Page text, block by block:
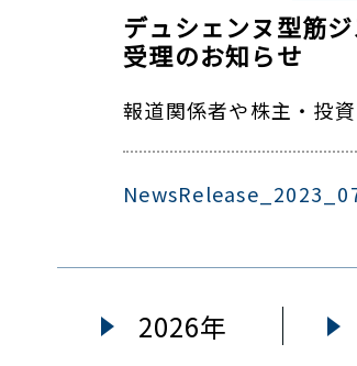
デュシェンヌ型筋
受理のお知らせ
報道関係者や株主・投
2026年